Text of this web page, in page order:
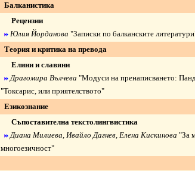
Балканистика
Рецензии
Юлия Йорданова "Записки по балканските
Теория и критика на превода
Елини и славяни
Драгомира Вълчева "Модуси на пренаписването:
"Токсарис, или приятелството"
Езикознание
Съпоставителна текстолингвистика
Диана Милиева, Ивайло Дагнев, Елена Кискинова "За
многоезичност"